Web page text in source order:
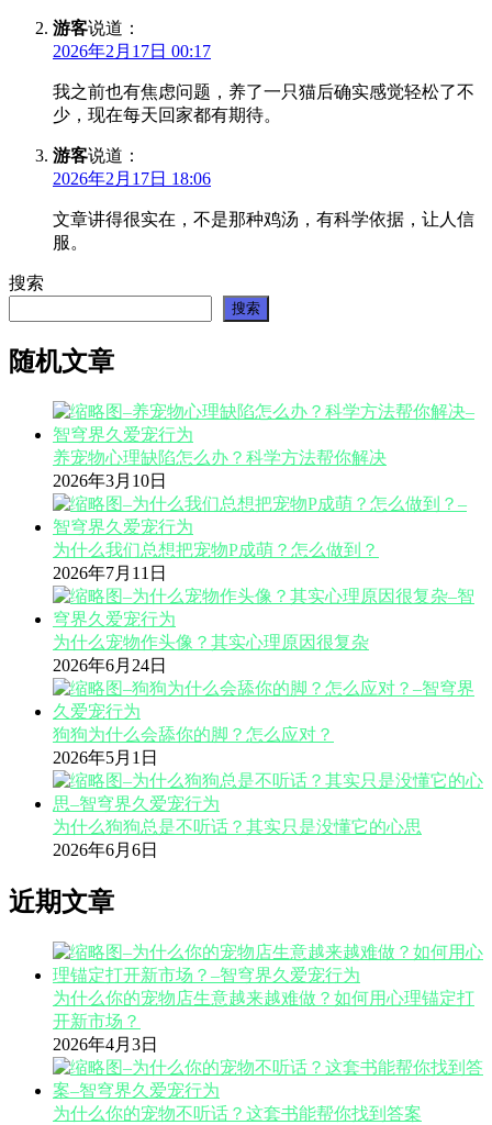
游客说道：
2026年2月17日 00:17
我之前也有焦虑问题，养了一只猫后确实感觉轻松了不
少，现在每天回家都有期待。
游客说道：
2026年2月17日 18:06
文章讲得很实在，不是那种鸡汤，有科学依据，让人信
服。
搜索
搜索
随机文章
养宠物心理缺陷怎么办？科学方法帮你解决
2026年3月10日
为什么我们总想把宠物P成萌？怎么做到？
2026年7月11日
为什么宠物作头像？其实心理原因很复杂
2026年6月24日
狗狗为什么会舔你的脚？怎么应对？
2026年5月1日
为什么狗狗总是不听话？其实只是没懂它的心思
2026年6月6日
近期文章
为什么你的宠物店生意越来越难做？如何用心理锚定打
开新市场？
2026年4月3日
为什么你的宠物不听话？这套书能帮你找到答案